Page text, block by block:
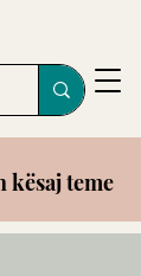
teme